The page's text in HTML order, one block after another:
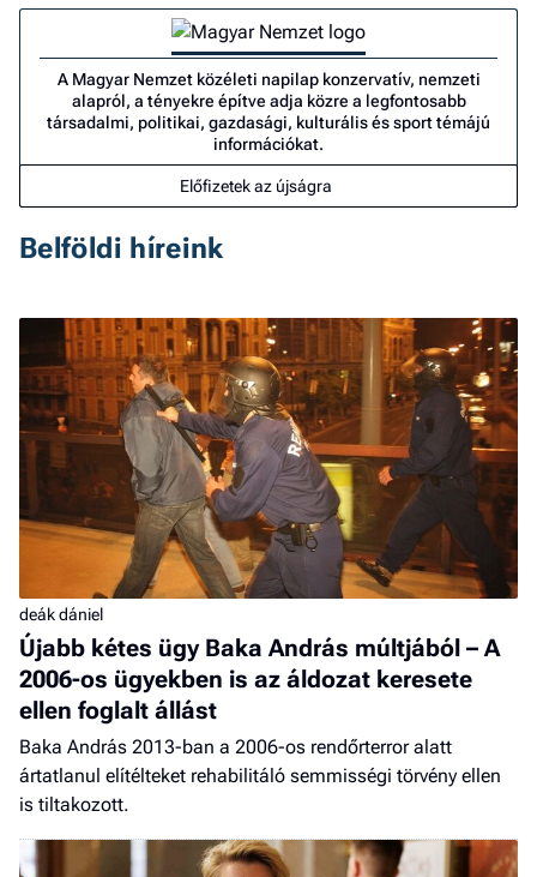
A Magyar Nemzet közéleti napilap konzervatív, nemzeti
alapról, a tényekre építve adja közre a legfontosabb
társadalmi, politikai, gazdasági, kulturális és sport témájú
információkat.
Előfizetek az újságra
Belföldi híreink
deák dániel
Újabb kétes ügy Baka András múltjából – A
2006-os ügyekben is az áldozat keresete
ellen foglalt állást
Baka András 2013-ban a 2006-os rendőrterror alatt
ártatlanul elítélteket rehabilitáló semmisségi törvény ellen
is tiltakozott.